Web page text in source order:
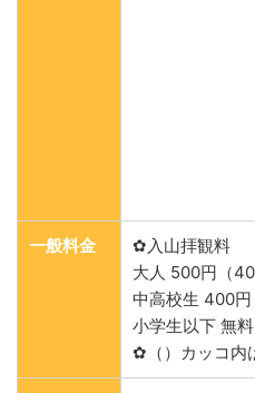
一般料金
✿入山拝観料
大人 500円（
中高校生 400円
小学生以下 無
✿（）カッコ内